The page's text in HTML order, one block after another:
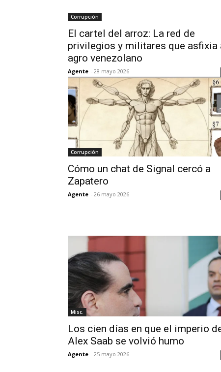
Corrupción
El cartel del arroz: La red de
privilegios y militares que asfixia
agro venezolano
Agente - 28 mayo 2026
Corrupción
Cómo un chat de Signal cercó a
Zapatero
Agente - 26 mayo 2026
Misc.
Los cien días en que el imperio
Alex Saab se volvió humo
Agente - 25 mayo 2026